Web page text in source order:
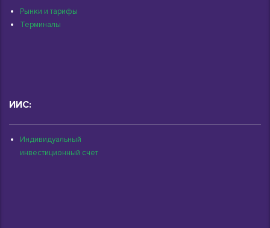
Рынки и тарифы
Терминалы
ИИС:
Индивидуальный
инвестиционный счет